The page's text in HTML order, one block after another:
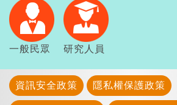
一般民眾 研究人員
資訊安全政策 隱私權保護政策